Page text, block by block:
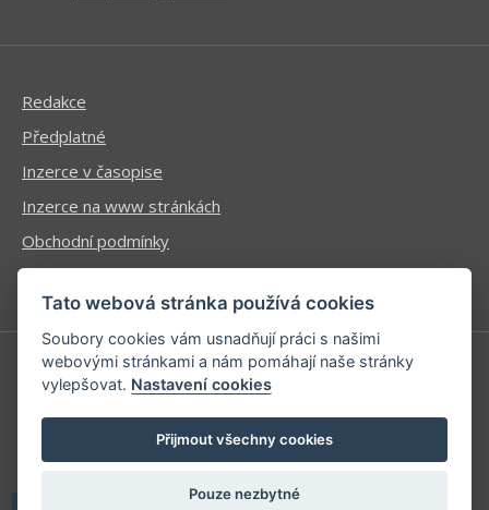
Redakce
Předplatné
Inzerce v časopise
Inzerce na www stránkách
Obchodní podmínky
Ochrana osobních údajů
Příhlášení | Registrace
Kontaktní informace
Mapa stránek
Tato webová stránka používá cookies
Soubory cookies vám usnadňují práci s našimi
webovými stránkami a nám pomáhají naše stránky
vylepšovat. Nastavení cookies
Přijmout všechny cookies
Pouze nezbytné